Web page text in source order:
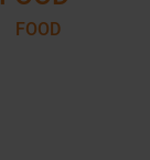
FOOD